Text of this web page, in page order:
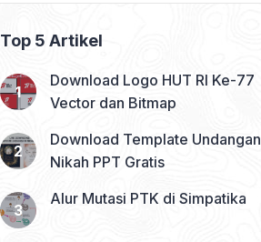
Top 5 Artikel
Download Logo HUT RI Ke-77
Vector dan Bitmap
Download Template Undangan
Nikah PPT Gratis
Alur Mutasi PTK di Simpatika